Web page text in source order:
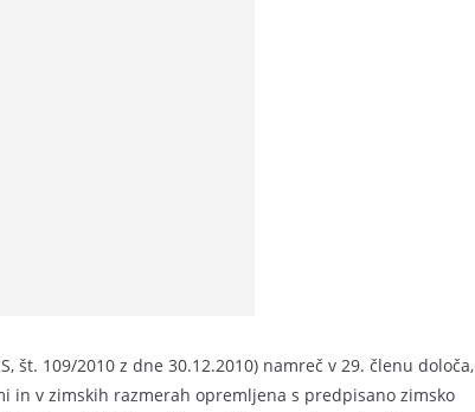
št. 109/2010 z dne 30.12.2010) namreč v 29. členu določa,
v zimskih razmerah opremljena s predpisano zimsko